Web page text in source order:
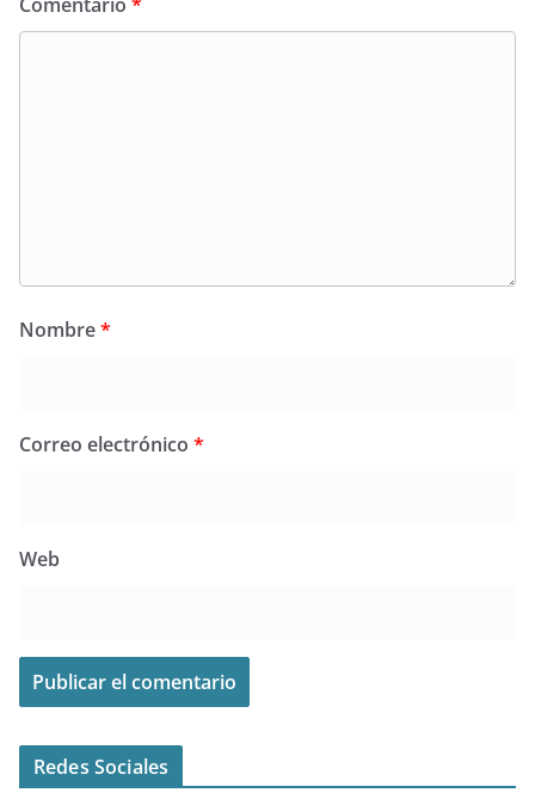
Nombre*
Correo electrónico *
Web
Redes Sociales